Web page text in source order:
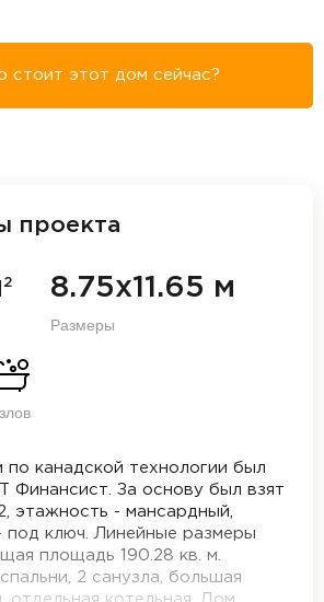
стоит этот дом сейчас?
проекта
2 8.75х11.65 м
Размеры
по канадской технологии был
Финансист. За основу был взят
этажность - мансардный,
под ключ. Линейные размеры
площадь 190.28 кв. м.
2 санузла, большая